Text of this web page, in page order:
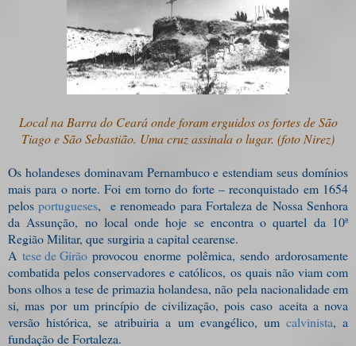
Local na Barra do Ceará onde foram erguidos os fortes de São
Tiago e São Sebastião. Uma cruz assinala o lugar. (foto Nirez)
Os holandeses dominavam Pernambuco e estendiam seus domínios
mais para o norte. Foi em torno do forte – reconquistado em 1654
pelosportugueses,
e renomeado para Fortaleza de Nossa Senhora
da Assunção, no local onde hoje se encontra o quartel da 10ª
Região Militar, que surgiria a capital cearense.
A tese de Girãoprovocou enorme polêmica, sendo ardorosamente
combatida pelos conservadores e católicos, os quais não viam com
bons olhos a tese de primazia holandesa, não pela nacionalidade em
si, mas por um princípio de civilização, pois caso aceita a nova
versão histórica, se atribuiria a um evangélico, um calvinista, a
fundação de Fortaleza.